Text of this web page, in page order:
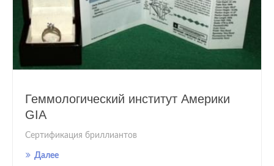
Геммологический институт Америки
GIA
Сертификация бриллиантов
Далее